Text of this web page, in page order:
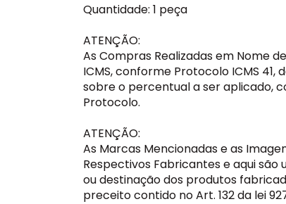
Quantidade: 1 peça
ATENÇÃO:
As Compras Realizadas em Nome
ICMS, conforme Protocolo ICMS
sobre o percentual a ser aplicado,
Protocolo.
ATENÇÃO:
As Marcas Mencionadas e as
Respectivos Fabricantes e aqui
ou destinação dos produtos
preceito contido no Art. 132 da lei